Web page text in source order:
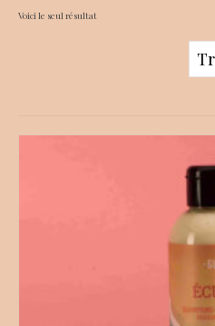
Voici le seul résultat